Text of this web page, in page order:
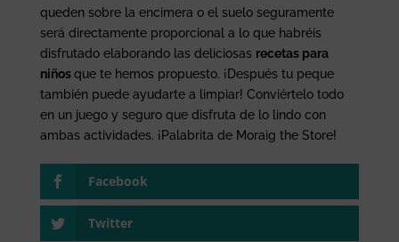
queden sobre la encimera o el suelo seguramente
será directamente proporcional a lo que habréis
disfrutado elaborando las deliciosas recetas para
niñosque te hemos propuesto. ¡Después tu peque
también puede ayudarte a limpiar! Conviértelo todo
en un juego y seguro que disfruta de lo lindo con
ambas actividades. ¡Palabrita de Moraig the Store!
Facebook
Twitter